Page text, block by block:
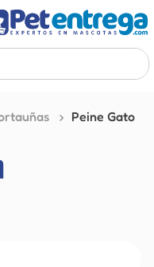
Peine Gato